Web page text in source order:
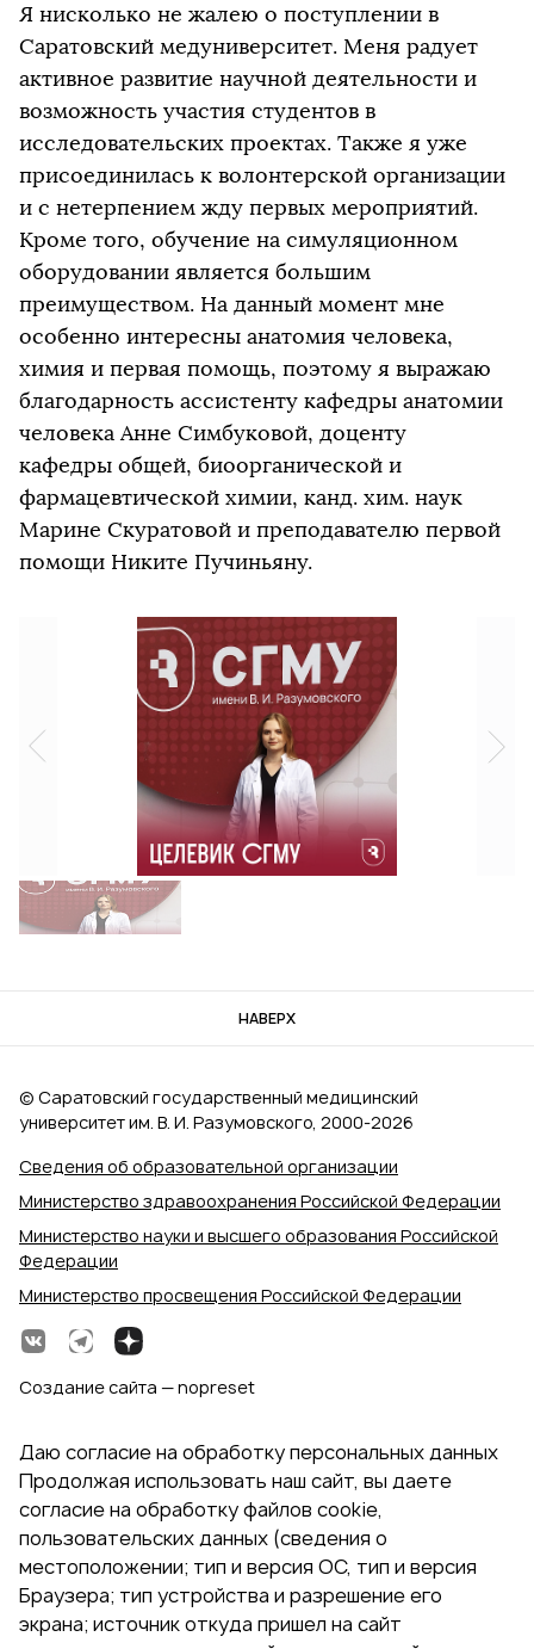
Я нисколько не жалею о поступлении в
Саратовский медуниверситет. Меня радует
активное развитие научной деятельности и
возможность участия студентов в
исследовательских проектах. Также я уже
присоединилась к волонтерской организации
и с нетерпением жду первых мероприятий.
Кроме того, обучение на симуляционном
оборудовании является большим
преимуществом. На данный момент мне
особенно интересны анатомия человека,
химия и первая помощь, поэтому я выражаю
благодарность ассистенту кафедры анатомии
человека Анне Симбуковой, доценту
кафедры общей, биоорганической и
фармацевтической химии, канд. хим. наук
Марине Скуратовой и преподавателю первой
помощи Никите Пучиньяну.
НАВЕРХ
Сведения об образовательной организации
Министерство здравоохранения Российской Федерации
Министерство науки и высшего образования Российской
Федерации
Министерство просвещения Российской Федерации
© Саратовский государственный медицинский
университет им. В. И. Разумовского, 2000‑2026
Создание сайта — nopreset
Даю согласие на обработку персональных данных
Продолжая использовать наш сайт, вы даете
согласие на обработку файлов cookie,
пользовательских данных (сведения о
местоположении; тип и версия ОС, тип и версия
Браузера; тип устройства и разрешение его
экрана; источник откуда пришел на сайт